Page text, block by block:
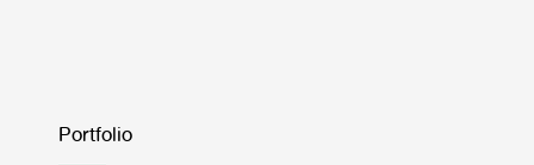
Portfolio